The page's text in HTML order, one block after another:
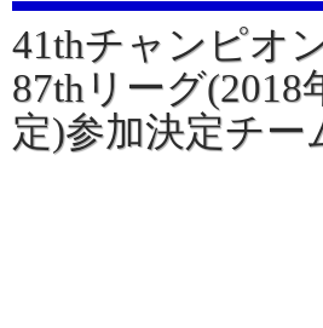
41thチャンピオ
87thリーグ(2018
定)参加決定チー